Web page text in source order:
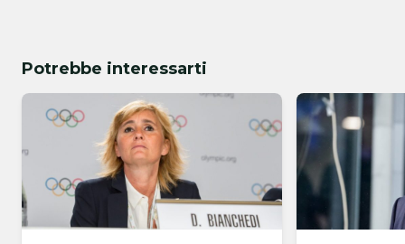
Potrebbe interessarti